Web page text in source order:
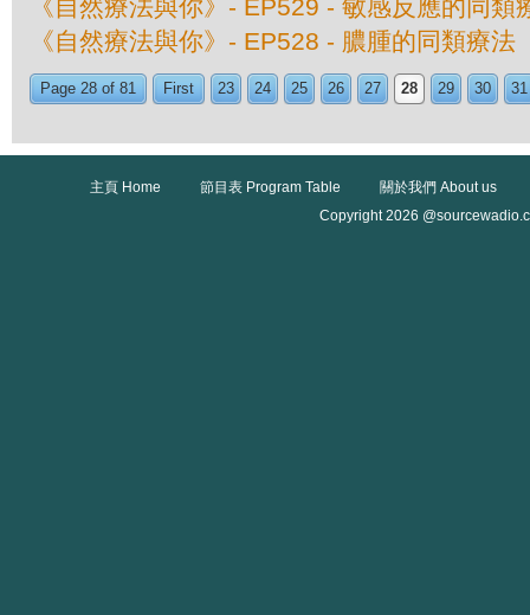
《自然療法與你》- EP529 - 敏感反應的同類
《自然療法與你》- EP528 - 膿腫的同類療法
Page 28 of 81 First 23 24 25 26 27 28 29 30 31
主頁 Home 節目表 Program Table
關於我們 About us
Copyright 2026